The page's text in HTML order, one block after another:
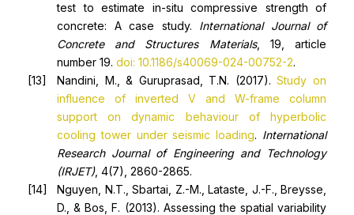
test to estimate in-situ compressive strength of
concrete: A case study. International Journal of
Concrete and Structures Materials, 19, article
number 19. doi: 10.1186/s40069-024-00752-2.
Nandini, M., & Guruprasad, T.N. (2017).Study on
influence of inverted V and W-frame column
support on dynamic behaviour of hyperbolic
cooling tower under seismic loading. International
Research Journal of Engineering and Technology
(IRJET), 4(7), 2860-2865.
Nguyen, N.T., Sbartaі, Z.-M., Lataste, J.-F., Breysse,
D., & Bos, F. (2013). Assessing the spatial variability